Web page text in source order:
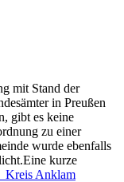
mit Stand der
in Preußen
gibt es keine
zu einer
wurde ebenfalls
kurze
Kreis Anklam